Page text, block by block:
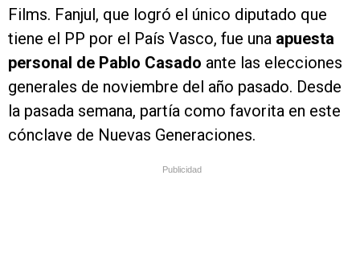
Films. Fanjul, que logró el único diputado que
tiene el PP por el País Vasco, fue una apuesta
personal de Pablo Casado ante las elecciones
generales de noviembre del año pasado. Desde
la pasada semana, partía como favorita en este
cónclave de Nuevas Generaciones.
Publicidad